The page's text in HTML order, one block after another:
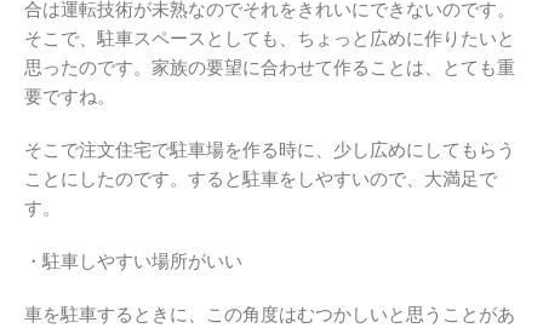
合は運転技術が未熟なのでそれをきれいにできないのです。
そこで、駐車スペースとしても、ちょっと広めに作りたいと
思ったのです。家族の要望に合わせて作ることは、とても重
要ですね。
そこで注文住宅で駐車場を作る時に、少し広めにしてもらう
ことにしたのです。すると駐車をしやすいので、大満足で
す。
・駐車しやすい場所がいい
車を駐車するときに、この角度はむつかしいと思うことがあ